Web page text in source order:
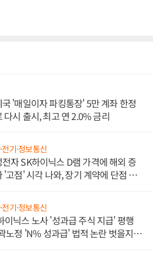
'매일이자 파킹통장' 5만 계좌 한정
다시 출시, 최고 연 2.0% 금리
전기·정보통신
자 SK하이닉스 D램 가격에 해외 증
'고점' 시각 나와, 장기 계약에 단점 부
전기·정보통신
이닉스 노사 '성과급 주식 지급' 평행
노정 'N% 성과급' 법적 논란 벗을지 주